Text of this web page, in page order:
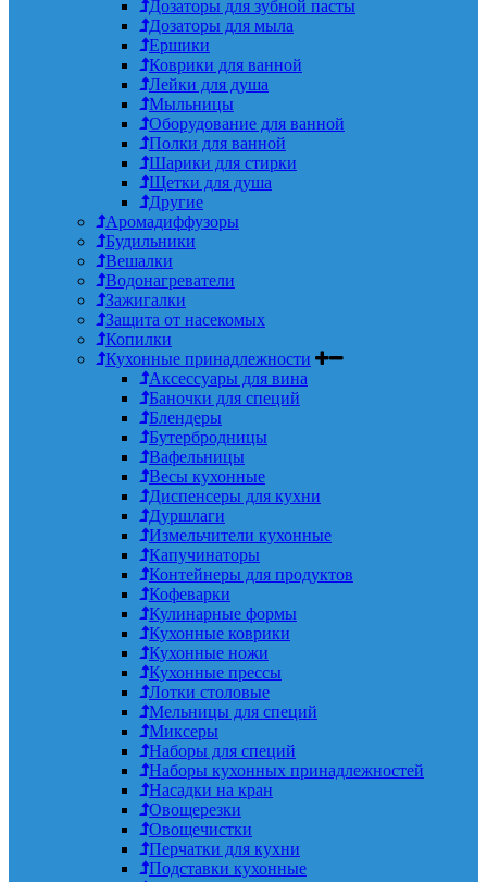
Дозаторы для зубной пасты
Дозаторы для мыла
Ершики
Коврики для ванной
Лейки для душа
Мыльницы
Оборудование для ванной
Полки для ванной
Шарики для стирки
Щетки для душа
Другие
Аромадиффузоры
Будильники
Вешалки
Водонагреватели
Зажигалки
Защита от насекомых
Копилки
Кухонные принадлежности
Аксессуары для вина
Баночки для специй
Блендеры
Бутербродницы
Вафельницы
Весы кухонные
Диспенсеры для кухни
Дуршлаги
Измельчители кухонные
Капучинаторы
Контейнеры для продуктов
Кофеварки
Кулинарные формы
Кухонные коврики
Кухонные ножи
Кухонные прессы
Лотки столовые
Мельницы для специй
Миксеры
Наборы для специй
Наборы кухонных принадлежностей
Насадки на кран
Овощерезки
Овощечистки
Перчатки для кухни
Подставки кухонные